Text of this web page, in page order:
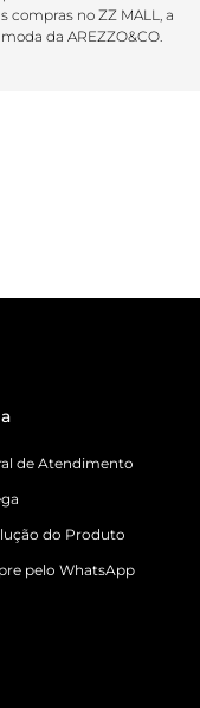
compras no ZZ MALL, a
da AREZZO&CO.
de Atendimento
do Produto
pelo WhatsApp